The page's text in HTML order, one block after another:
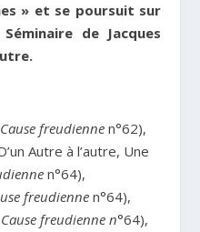
» et se poursuit sur
de Jacques
.
freudiennen°62),
Autre à l’autre, Une
n°64),
freudienne n°64),
freudienne n°64),